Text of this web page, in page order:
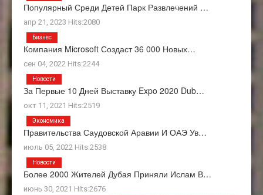
Популярный Среди Детей Парк Развлечений …
апр 21, 2023 Hits:2080
Компания Microsoft Создаст 36 000 Новых…
сен 04, 2022 Hits:2244
Бизнес
За Первые 10 Дней Выставку Expo 2020 Dub…
окт 11, 2021 Hits:2519
Новости
Правительства Саудовской Аравии И ОАЭ Ув…
июль 05, 2022 Hits:2538
Экономика
Более 2000 Жителей Дубая Приняли Ислам В…
июнь 30, 2021 Hits:2676
Новости